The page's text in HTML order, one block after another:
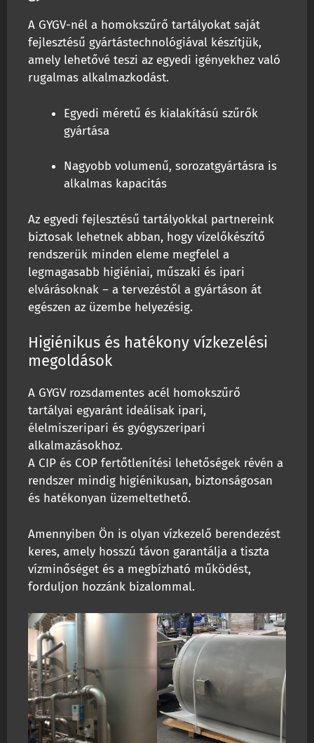
A GYGV-nél a homokszűrő tartályokat saját
fejlesztésű gyártástechnológiával készítjük,
amely lehetővé teszi az egyedi igényekhez való
rugalmas alkalmazkodást.
Egyedi méretű és kialakítású szűrők
gyártása
Nagyobb volumenű, sorozatgyártásra is
alkalmas kapacitás
Az egyedi fejlesztésű tartályokkal partnereink
biztosak lehetnek abban, hogy vízelőkészítő
rendszerük minden eleme megfelel a
legmagasabb higiéniai, műszaki és ipari
elvárásoknak – a tervezéstől a gyártáson át
egészen az üzembe helyezésig.
Higiénikus és hatékony vízkezelési
megoldások
A GYGV rozsdamentes acél homokszűrő
tartályai egyaránt ideálisak ipari,
élelmiszeripari és gyógyszeripari
alkalmazásokhoz.
A CIP és COP fertőtlenítési lehetőségek révén a
rendszer mindig higiénikusan, biztonságosan
és hatékonyan üzemeltethető.
Amennyiben Ön is olyan vízkezelő berendezést
keres, amely hosszú távon garantálja a tiszta
vízminőséget és a megbízható működést,
forduljon hozzánk bizalommal.